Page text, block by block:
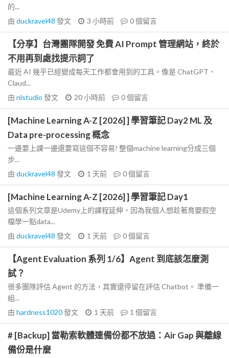
的...
由 duckravel48 發文 3 小時前 0個留言
【分享】台灣團隊開發 免費 AI Prompt 管理網站，終於
不用再到處找提示詞了
最近 AI 幾乎已經變成每天工作都會用到的工具。像是 ChatGPT、
Claud...
由 nlstudio 發文 20 小時前 0個留言
[Machine Learning A-Z [2026] ] 學習筆記 Day2 ML 及
Data pre-processing 概念
一邊要上課一邊還要寫這個不容易! 整個machine learning分成三個
步...
由 duckravel48 發文 1 天前 0個留言
[Machine Learning A-Z [2026] ] 學習筆記 Day1
這個系列文章是Udemy上的課程延伸，因為我個人想趁著育嬰假空
檔學一點data...
由 duckravel48 發文 1 天前 0個留言
【Agent Evaluation 系列 1/6】Agent 到底該怎麼測
試？
很多團隊評估 Agent 的方法，其實還停留在評估 Chatbot。 準備一
組...
由 hardness1020發文 1 天前 1 個留言
# [Backup] 當勒索軟體連備份都不放過：Air Gap 與離線
備份是什麼